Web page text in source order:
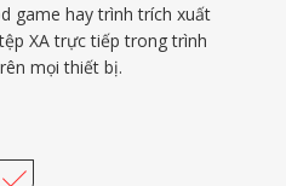
game hay trình trích xuất
XA trực tiếp trong trình
mọi thiết bị.